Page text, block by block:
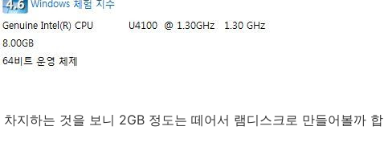
지하는 것을 보니 2GB 정도는 떼어서 램디스크로 만들어볼까 합